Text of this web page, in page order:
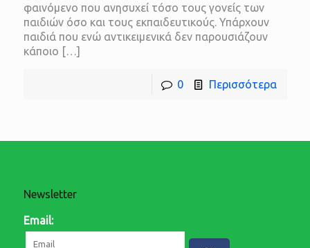
φαινόμενο που ανησυχεί τόσο τους γονείς των
παιδιών όσο και τους εκπαιδευτικούς. Υπάρχουν
παιδιά που ενώ αντικειμενικά δεν παρουσιάζουν
κάποιο […]
0 Περισσότερα
Newsletter
Email: